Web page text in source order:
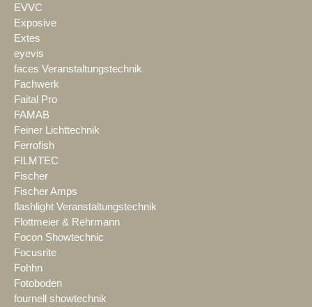
EVVC
Exposive
Extes
eyevis
faces Veranstaltungstechnik
Fachwerk
Faital Pro
FAMAB
Feiner Lichttechnik
Ferrofish
FILMTEC
Fischer
Fischer Amps
flashlight Veranstaltungstechnik
Flottmeier & Rehrmann
Focon Showtechnic
Focusrite
Fohhn
Fotoboden
fournell showtechnik